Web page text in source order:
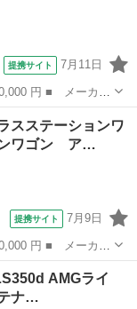
提携サイト 7月11日
■ グレード
気量： 2000cc
スステーションワ
ンワゴン ア…
提携サイト 7月9日
ステーションワゴ
アバンギャル
AMGライ
ナ…